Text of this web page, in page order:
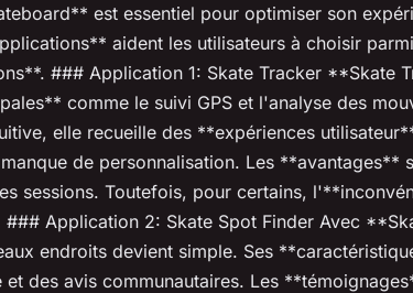
est essentiel pour optimiser son
aident les utilisateurs à choisir
### Application 1: Skate Tracker **Skate
comme le suivi GPS et l'analyse des
elle recueille des **expériences
de personnalisation. Les **avantages**
sessions. Toutefois, pour certains,
### Application 2: Skate Spot Finder Avec
endroits devient simple. Ses
et des avis communautaires. Les